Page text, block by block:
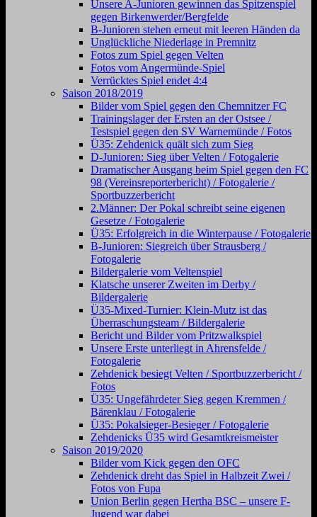
Unsere A-Junioren gewinnen das Spitzenspiel
gegen Birkenwerder/Bergfelde
B-Junioren stehen erneut mit leeren Händen da
Unglückliche Niederlage in Premnitz
Fotos zum Spiel gegen Velten
Fotos vom Angermünde-Spiel
Verrücktes Spiel endet 4:4
Saison 2018/2019
Bilder vom Spiel gegen den Chemnitzer FC
Trainingslager der Ersten an der Ostsee /
Testspiel gegen den SV Warnemünde / Fotos
Ü35: Zehdenick quält sich zum Sieg
D-Junioren: Sieg über Velten / Fotogalerie
Dramatischer Ausgang beim Spiel gegen den FC
98 (Vereinsreporterbericht) / Fotogalerie /
Sportbuzzerbericht
2.Männer: Der Pokal schreibt seine eigenen
Gesetze / Fotogalerie
Ü35: Erfolgreich in die Winterpause / Fotogalerie
B-Junioren: Siegreich über Strausberg /
Fotogalerie
Bildergalerie vom Veltenspiel
Klatsche unserer Zweiten im Derby /
Bildergalerie
Ü35-Mixed-Turnier: Klein-Mutz ist das
Überraschungsteam / Bildergalerie
Bericht und Bilder vom Pritzwalkspiel
Unsere Erste unterliegt in Ahrensfelde /
Fotogalerie
Zehdenick besiegt Velten / Sportbuzzerbericht /
Fotos
Ü35: Ungefährdeter Sieg gegen Kremmen /
Bärenklau / Fotogalerie
Ü35: Pokalsieger-Besieger / Fotogalerie
Zehdenicks Ü35 wird Gesamtkreismeister
Saison 2019/2020
Bilder vom Kick gegen den OFC
Zehdenick dreht das Spiel in Halbzeit Zwei /
Fotos von Fupa
Union Berlin gegen Hertha BSC – unsere F-
Jugend war dabei